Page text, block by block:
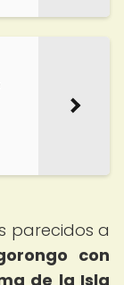
parecidos a
con
de la Isla